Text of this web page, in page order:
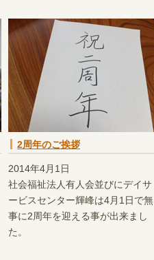
2周年のご挨拶
2014年4月1日
社会福祉法人有人会並びにデイサ
ービスセンター輝峰は4月1日で無
事に2周年を迎える事が出来まし
た。